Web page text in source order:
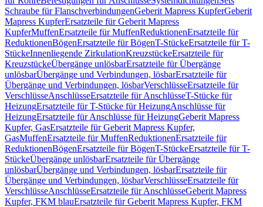
Schraube für FlanschverbindungenGeberit Mapress KupferGeberit
Mapress KupferErsatzteile für Geberit Mapress
KupferMuffenErsatzteile für MuffenReduktionenErsatzteile für
ReduktionenBögenErsatzteile für BögenT-StückeErsatzteile für T-
StückeInnenliegende ZirkulationKreuzstückeErsatzteile für
KreuzstückeÜbergänge unlösbarErsatzteile für Übergänge
unlösbarÜbergänge und Verbindungen, lösbarErsatzteile für
Übergänge und Verbindungen, lösbarVerschlüsseErsatzteile für
VerschlüsseAnschlüsseErsatzteile für AnschlüsseT-Stücke für
HeizungErsatzteile für T-Stücke für HeizungAnschlüsse für
HeizungErsatzteile für Anschlüsse für HeizungGeberit Mapress
Kupfer, GasErsatzteile für Geberit Mapress Kupfer,
GasMuffenErsatzteile für MuffenReduktionenErsatzteile für
ReduktionenBögenErsatzteile für BögenT-StückeErsatzteile für T-
StückeÜbergänge unlösbarErsatzteile für Übergänge
unlösbarÜbergänge und Verbindungen, lösbarErsatzteile für
Übergänge und Verbindungen, lösbarVerschlüsseErsatzteile für
VerschlüsseAnschlüsseErsatzteile für AnschlüsseGeberit Mapress
Kupfer, FKM blauErsatzteile für Geberit Mapress Kupfer, FKM